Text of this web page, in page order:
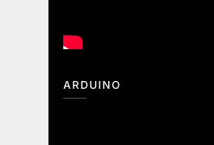
ARDUINO